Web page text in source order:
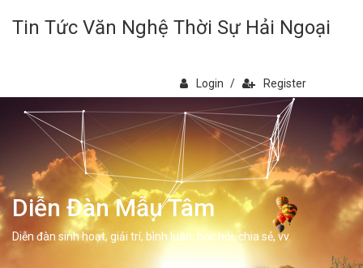
Tin Tức Văn Nghệ Thời Sự Hải Ngoại
Login / Register
Diễn Đàn Mẫu Tâm
Diễn đàn sinh hoạt, giải trí, bình luân, học hỏi, chia sẻ, vv.